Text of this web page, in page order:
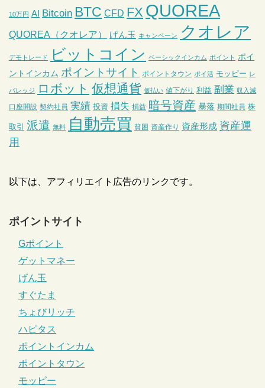
10万円 AI Bitcoin BTC CFD FX QUOREA
QUOREA（クオレア） げん玉 キャンペーン クオレア
デモトレード ビットコイン ベーシックインカム ポイント ポイ
ントインカム ポイントサイト ポイントタウン ポイ活 モッピー レ
バレッジ ロボット 仮想通貨 仮払い 値下がり 利益 副業 収入減
口座開設 契約社員 実績 投資 損失 損益 暗号資産 暴落 期間社員 株
取引 派遣 無料 自動売買 貧困 資産作り 資産形成 資産運
用
以下は、アフィリエイト広告のリンクです。
ポイントサイト
Gポイント
ゲットマネー
げん玉
すぐたま
ちょびリッチ
ハピタス
ポイントインカム
ポイントタウン
モッピー